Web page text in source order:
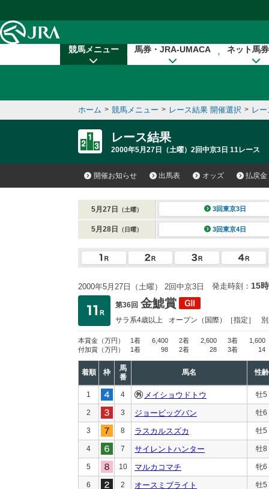
競馬メニュー 馬券・JRA-UMACA ネット馬
ホーム > 競馬メニュー > レース結果 開催選択 > レ
レース結果
2000年5月27日（土曜）2回中京3日 11レース
開催お知らせ 出馬表 オッズ 払戻金
5月27日 （土曜） 3回東京3日
5月28日 （日曜） 3回東京4日
2000年5月27日（土曜） 2回中京3日 発走時刻： 15
第36回 金鯱賞
サラ系4歳以上 オープン （国際）［指定］
本賞金 （万円） 1着 6,400 2着 2,600 3着
1,600
付加賞 （万円） 1着 98 2着 28 3着 14
着順 枠
馬
番
馬名 性齢
1 4 メイショウドトウ 牡5
2 3 ジョービッグバン 牡6
3 8 ラスカルスズカ 牡5
4 7 サイレントハンター 牡8
5 10 マルカコマチ 牝6
6 2 オースミブライト 牡5